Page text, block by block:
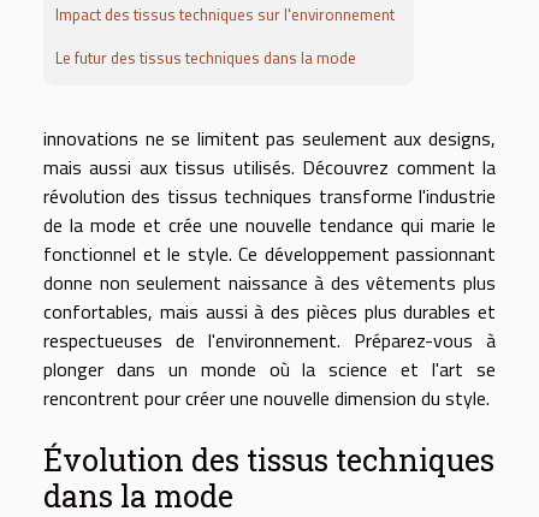
Impact des tissus techniques sur l'environnement
Le futur des tissus techniques dans la mode
innovations ne se limitent pas seulement aux designs,
mais aussi aux tissus utilisés. Découvrez comment la
révolution des tissus techniques transforme l'industrie
de la mode et crée une nouvelle tendance qui marie le
fonctionnel et le style. Ce développement passionnant
donne non seulement naissance à des vêtements plus
confortables, mais aussi à des pièces plus durables et
respectueuses de l'environnement. Préparez-vous à
plonger dans un monde où la science et l'art se
rencontrent pour créer une nouvelle dimension du style.
Évolution des tissus techniques
dans la mode